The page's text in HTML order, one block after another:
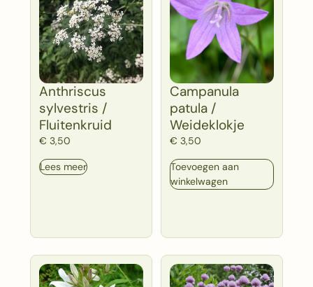
Anthriscus
sylvestris /
Fluitenkruid
€ 3,50
Lees meer
Campanula
patula /
Weideklokje
€ 3,50
Toevoegen aan
winkelwagen